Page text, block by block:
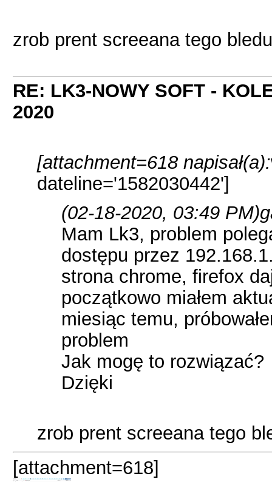
zrob prent screeana tego
RE: LK3-NOWY SOFT -
2020
[attachment=618 napisał(a):
dateline='1582030442']
(02-18-2020, 03:49 PM)
Mam Lk3, problem
dostępu przez
strona chrome, firefox
początkowo miałem
miesiąc temu,
problem
Jak mogę to rozwiązać?
Dzięki
zrob prent screeana tego
[attachment=618]